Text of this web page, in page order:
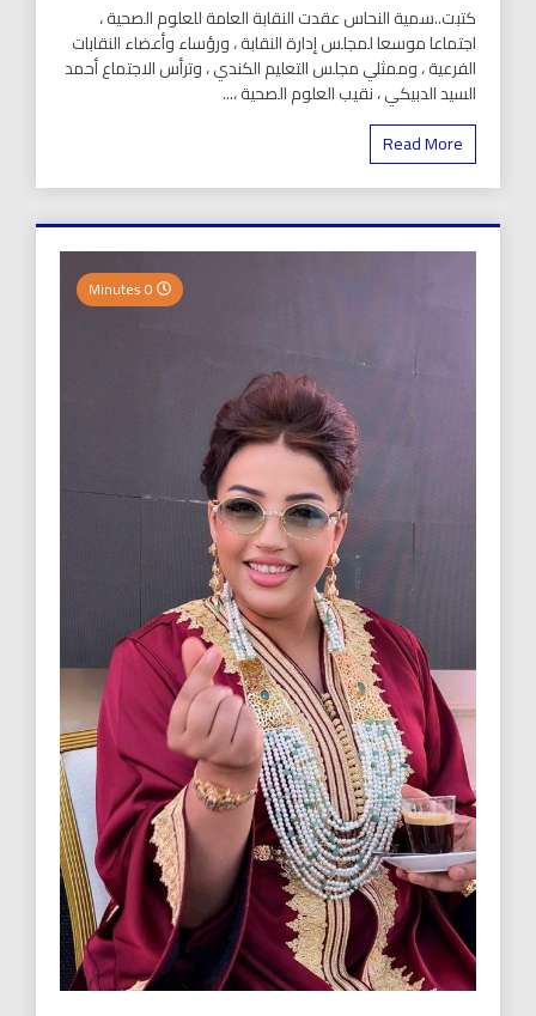
كتبت..سمية النحاس عقدت النقابة العامة للعلوم الصحية ،
اجتماعا موسعا لمجلس إدارة النقابة ، ورؤساء وأعضاء النقابات
الفرعية ، وممثلي مجلس التعليم الكندي ، وترأس الاجتماع أحمد
السيد الدبيكي ، نقيب العلوم الصحية ،...
Read More